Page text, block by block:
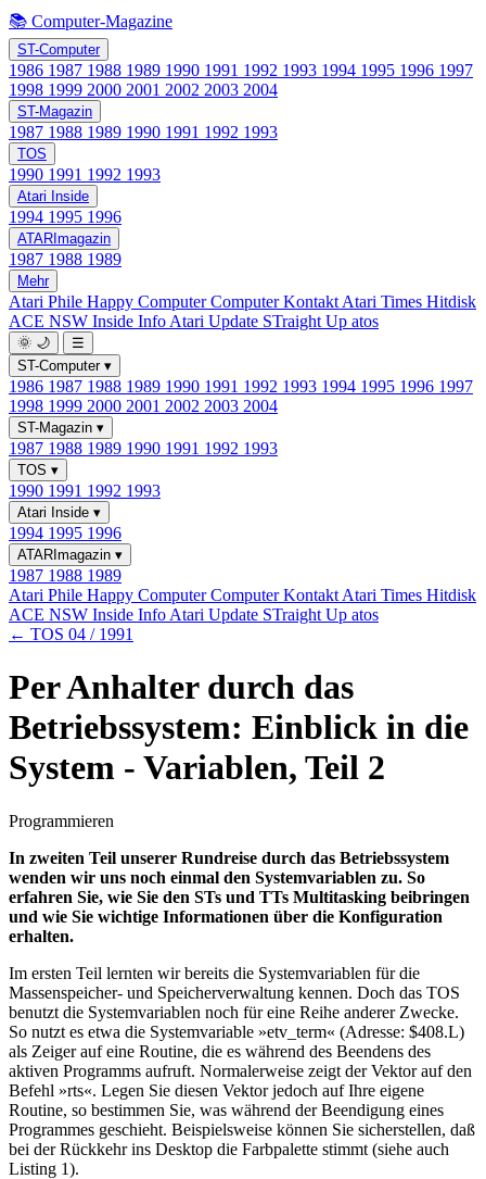
📚 Computer-Magazine
ST-Computer
1986 1987 1988 1989 1990 1991 1992 1993 1994 1995 1996 1997
1998 1999 2000 2001 2002 2003 2004
ST-Magazin
1987 1988 1989 1990 1991 1992 1993
TOS
1990 1991 1992 1993
Atari Inside
1994 1995 1996
ATARImagazin
1987 1988 1989
Mehr
Atari Phile Happy ComputerComputer Kontakt Atari Times Hitdisk
ACE NSW Inside Info Atari Update STraight Up atos
🌞 🌙
☰
ST-Computer ▾
1986 1987 1988 1989 1990 1991 1992 1993 1994 1995 1996 1997
1998 1999 2000 2001 2002 2003 2004
ST-Magazin ▾
1987 1988 1989 1990 1991 1992 1993
TOS ▾
1990 1991 1992 1993
Atari Inside ▾
1994 1995 1996
ATARImagazin ▾
1987 1988 1989
Atari Phile Happy ComputerComputer Kontakt Atari Times Hitdisk
ACE NSW Inside Info Atari Update STraight Up atos
← TOS 04 / 1991
Per Anhalter durch das
Betriebssystem: Einblick in die
System - Variablen, Teil 2
Programmieren
In zweiten Teil unserer Rundreise durch das Betriebssystem
wenden wir uns noch einmal den Systemvariablen zu. So
erfahren Sie, wie Sie den STs und TTs Multitasking beibringen
und wie Sie wichtige Informationen über die Konfiguration
erhalten.
Im ersten Teil lernten wir bereits die Systemvariablen für die
Massenspeicher- und Speicherverwaltung kennen. Doch das TOS
benutzt die Systemvariablen noch für eine Reihe anderer Zwecke.
So nutzt es etwa die Systemvariable »etv_term« (Adresse: $408.L)
als Zeiger auf eine Routine, die es während des Beendens des
aktiven Programms aufruft. Normalerweise zeigt der Vektor auf den
Befehl »rts«. Legen Sie diesen Vektor jedoch auf Ihre eigene
Routine, so bestimmen Sie, was während der Beendigung eines
Programmes geschieht. Beispielsweise können Sie sicherstellen, daß
bei der Rückkehr ins Desktop die Farbpalette stimmt (siehe auch
Listing 1).